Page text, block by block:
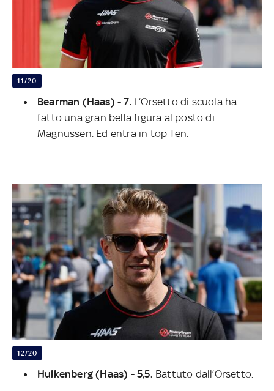
11/20
Bearman (Haas) - 7. L’Orsetto di scuola ha
fatto una gran bella figura al posto di
Magnussen. Ed entra in top Ten.
12/20
Hulkenberg (Haas) - 5,5. Battuto dall’Orsetto.